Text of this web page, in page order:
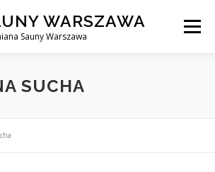
WARSZAWA
Sauny Warszawa
Menu
WARSZAWA
SUCHA